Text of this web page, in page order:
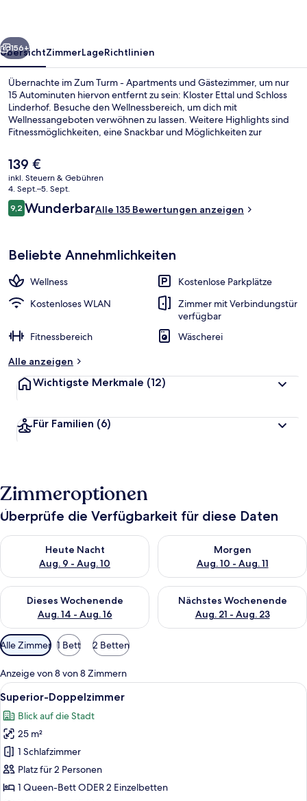
Weiter
156+
ÜbersichtZimmerLageRichtlinien
Übernachte im Zum Turm - Apartments und Gästezimmer, um nur
15 Autominuten hiervon entfernt zu sein: Kloster Ettal und Schloss
Linderhof. Besuche den Wellnessbereich, um dich mit
Wellnessangeboten verwöhnen zu lassen. Weitere Highlights sind
Fitnessmöglichkeiten, eine Snackbar und Möglichkeiten zur
Der
aktuelle
Preis
beträgt
139 €.
139 €
inkl. Steuern & Gebühren
4. Sept.–5. Sept.
Bewertungen
9,29,2 von 10.
WunderbarAlle 135 Bewertungen anzeigen
Beliebte Annehmlichkeiten
Wellness
Kostenlose Parkplätze
Kostenloses WLAN
Zimmer mit Verbindungstür
verfügbar
Fitnessbereich
Wäscherei
Alle anzeigen
Wichtigste Merkmale (12)
Für Familien (6)
Zimmeroptionen
Überprüfe die Verfügbarkeit für diese Daten
Heute Nacht
Aug. 9 - Aug. 10
Überprüfe die Verfügbarkeit für heute Nacht, Aug. 9 - Aug.
Morgen
Aug. 10 - Aug. 11
Überprüfe die Verfügbarkeit
Dieses Wochenende
Aug. 14 - Aug. 16
Überprüfe die Verfügbarkeit für dieses Wochenende, Aug. 14
Nächstes Wochenende
Aug. 21 - Aug. 23
Überprüfe die Verfügbarkeit
Verfügbare
Filter
für
Zimmer
Alle Zimmer 1 Bett 2 Betten
Anzeige von 8 von 8 Zimmern
Alle
Fotos
für
Superior-
Doppelzimmer
anzeigen
Ein Hotelzimmer mit einem
15
Superior-Doppelzimmer
Blick auf die Stadt
25 m²
1 Schlafzimmer
Platz für 2 Personen
1 Queen-Bett ODER 2 Einzelbetten